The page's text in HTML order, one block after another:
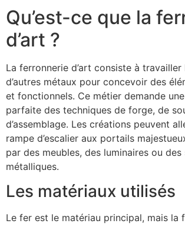
Qu’est-ce que la
d’art ?
La ferronnerie d’art consiste à
d’autres métaux pour concevoir des
et fonctionnels. Ce métier demande
parfaite des techniques de forge, de
d’assemblage. Les créations peuvent
rampe d’escalier aux portails
par des meubles, des luminaires ou
métalliques.
Les matériaux utilisés
Le fer est le matériau principal, mais la